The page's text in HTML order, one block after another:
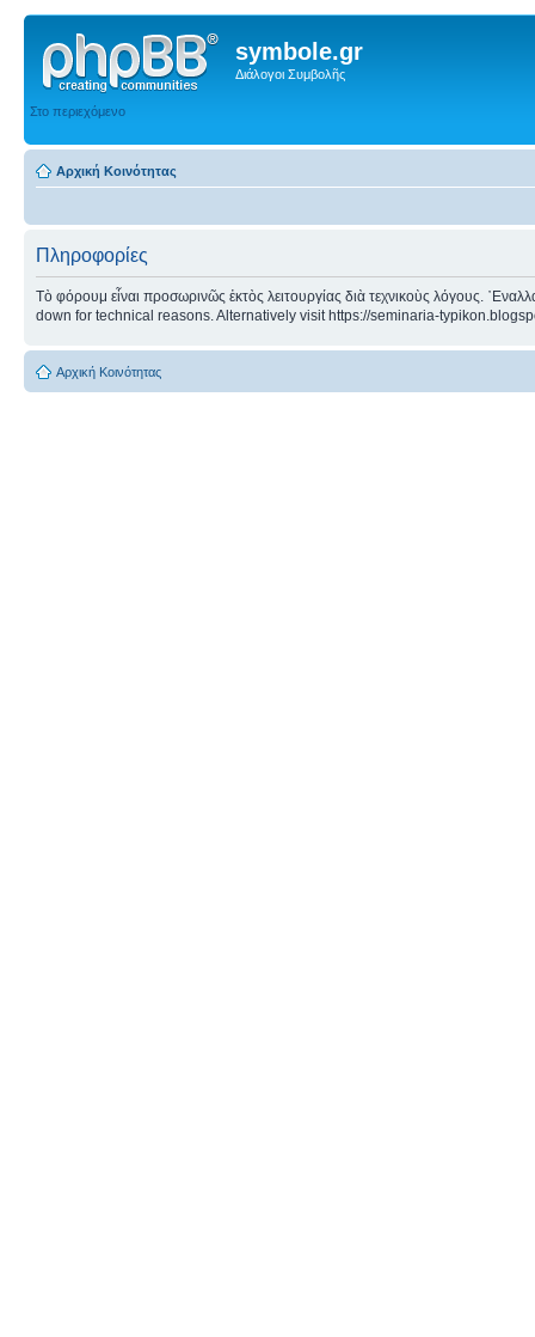
symbole.gr
Διάλογοι Συμβολῆς
Στο περιεχόμενο
Αρχική Κοινότητας
Πληροφορίες
Τὸ φόρουμ εἶναι προσωρινῶς ἐκτὸς λειτουργίας διὰ τεχνικοὺς λόγους.
down for technical reasons. Alternatively visit https://seminaria-
Αρχική Κοινότητας